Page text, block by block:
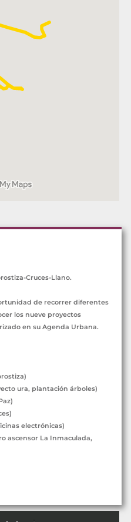
Cruces-Llano.
de recorrer diferentes
los nueve proyectos
en su Agenda Urbana.
ura, plantación árboles)
electrónicas)
ascensor La Inmaculada,